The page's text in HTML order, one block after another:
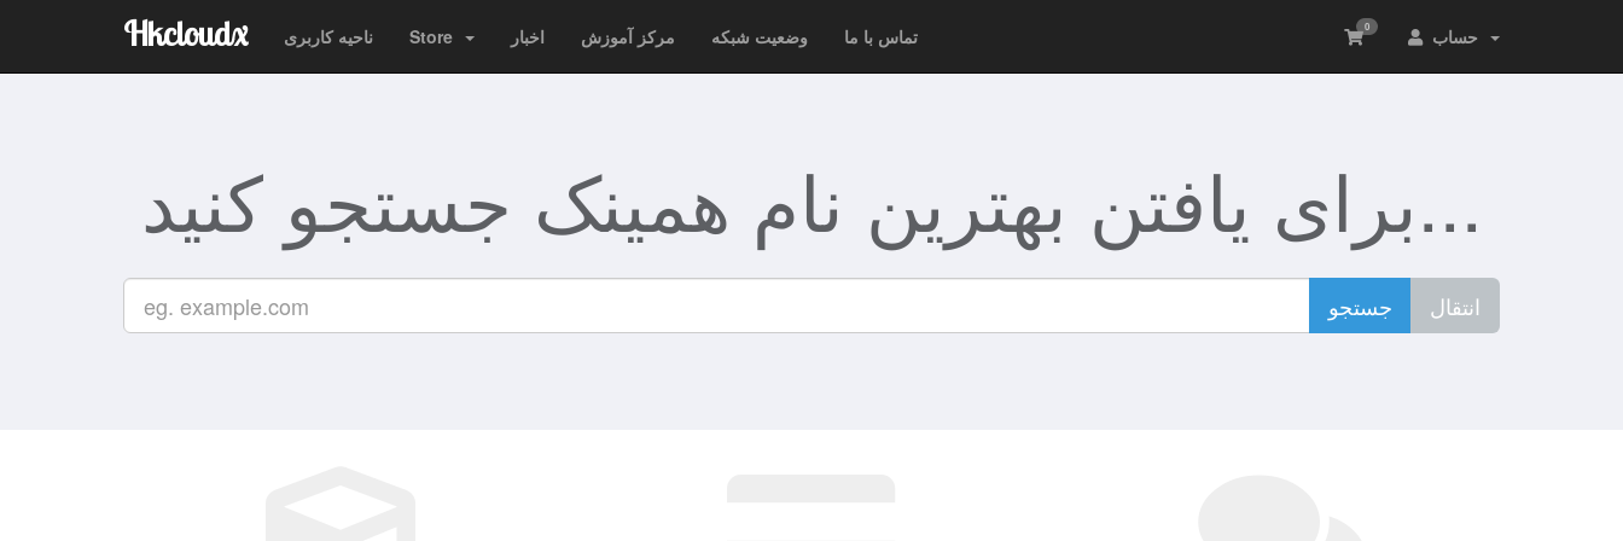
Hkcloudx 0 ناحیه کاربری Store اخبار مرکز آموزش وضعیت شبکه تماس با ما
برای یافتن بهترین نام همینک جستجو کنید...
جستجو انتقال